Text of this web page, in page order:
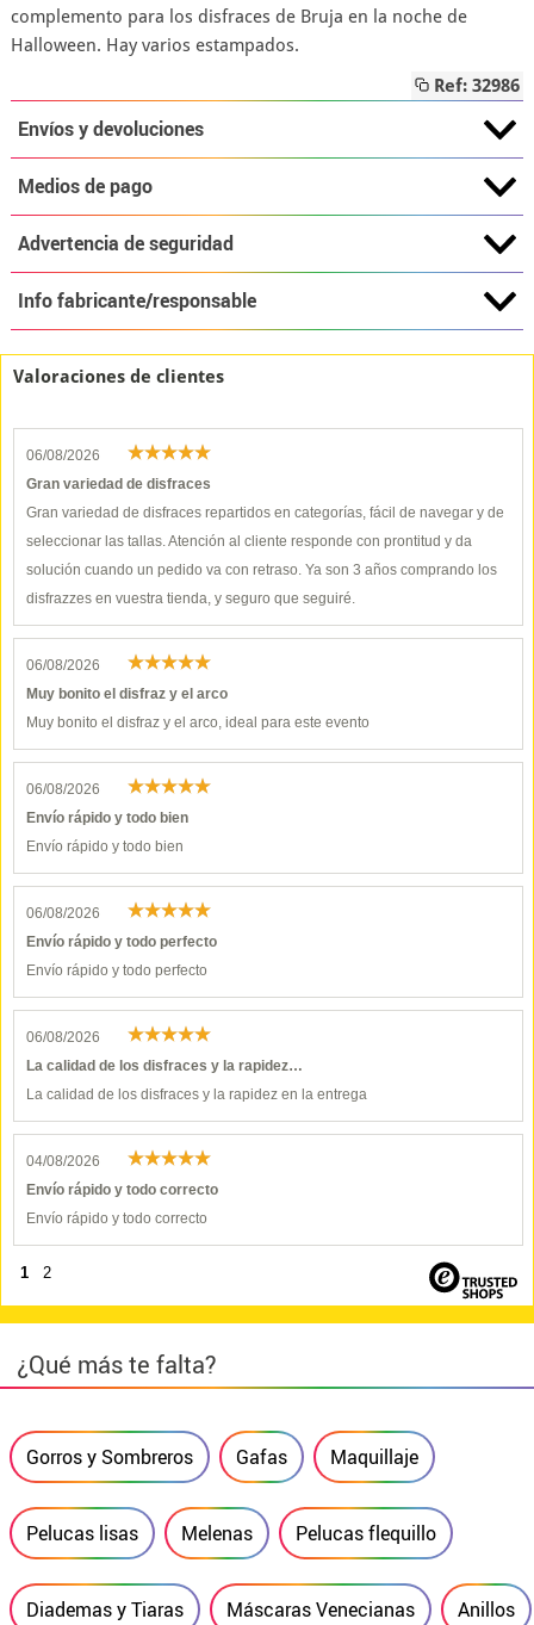
complemento para los disfraces de Bruja en la noche de
Halloween. Hay varios estampados.
Ref: 32986
Envíos y devoluciones
Medios de pago
Advertencia de seguridad
Info fabricante/responsable
Valoraciones de clientes
06/08/2026
Gran variedad de disfraces
Gran variedad de disfraces repartidos en categorías, fácil de navegar y de
seleccionar las tallas. Atención al cliente responde con prontitud y da
solución cuando un pedido va con retraso. Ya son 3 años comprando los
disfrazzes en vuestra tienda, y seguro que seguiré.
06/08/2026
Muy bonito el disfraz y el arco
Muy bonito el disfraz y el arco, ideal para este evento
06/08/2026
Envío rápido y todo bien
Envío rápido y todo bien
06/08/2026
Envío rápido y todo perfecto
Envío rápido y todo perfecto
06/08/2026
La calidad de los disfraces y la rapidez…
La calidad de los disfraces y la rapidez en la entrega
04/08/2026
Envío rápido y todo correcto
Envío rápido y todo correcto
1 2
¿Qué más te falta?
Gorros y Sombreros Gafas Maquillaje
Pelucas lisas Melenas Pelucas flequillo
Diademas y Tiaras Máscaras Venecianas Anillos